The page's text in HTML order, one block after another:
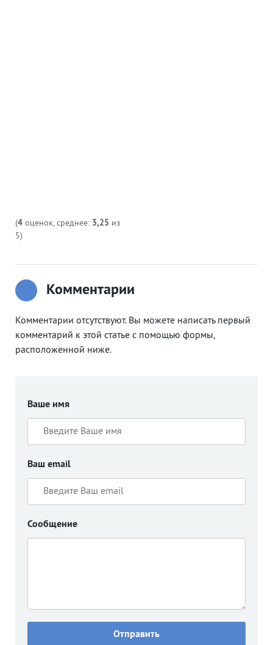
(4 оценок, среднее: 3,25 из
5)
Комментарии
Комментарии отсутствуют. Вы можете написать первый
комментарий к этой статье с помощью формы,
расположенной ниже.
Ваше имя
Ваш email
Сообщение